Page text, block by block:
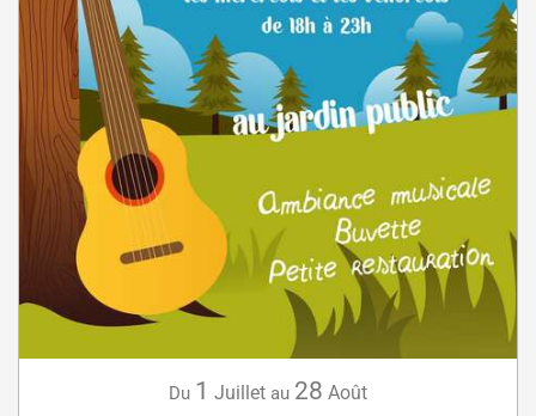
Du 1 Juillet au 28 Août